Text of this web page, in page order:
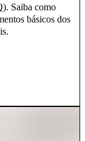
Saiba como
básicos dos